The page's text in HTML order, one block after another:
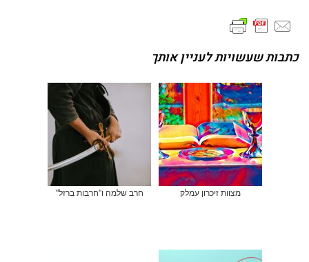
כתבות שעשויות לעניין אותך
מצוות זיכרון עמלק חרב שלמה ו"חרבות ברזל"